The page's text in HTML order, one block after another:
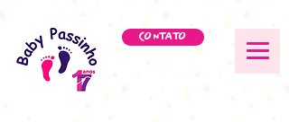
CONTATO